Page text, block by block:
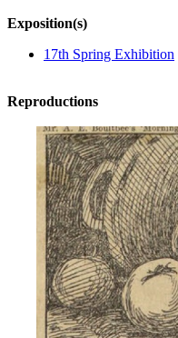
Exposition(s)
17th Spring Exhibition
Reproductions